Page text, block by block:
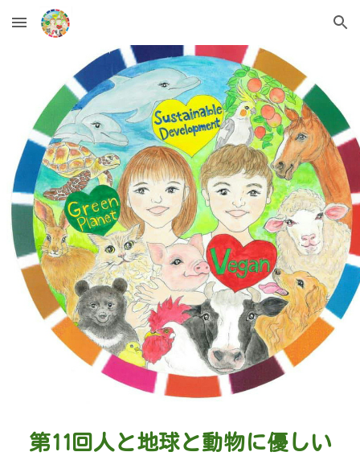
Skip to main content Skip to navigation
第11回人と地球と動物に優しい